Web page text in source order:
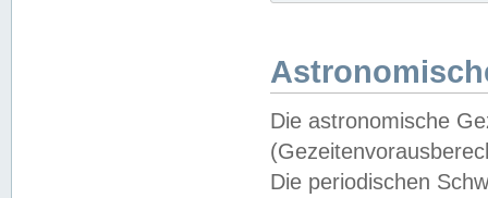
Die astronomische
Die periodischen